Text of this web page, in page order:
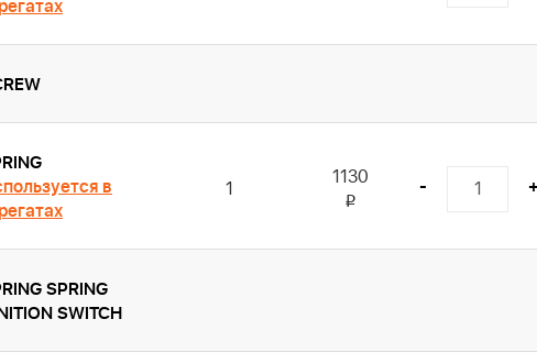
в
1 1130
i
- +
SPRING
SWITCH